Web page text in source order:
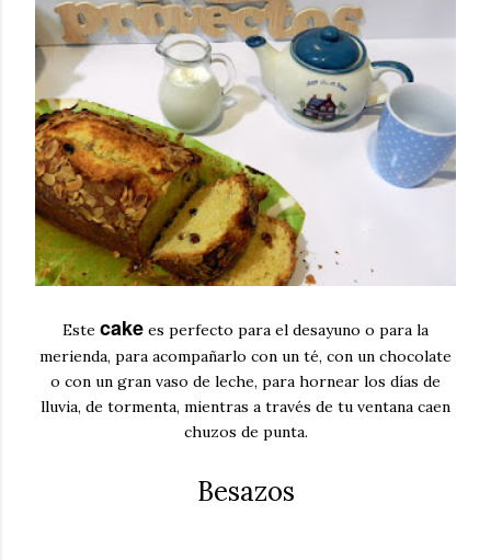
Este cake es perfecto para el desayuno o para la
merienda, para acompañarlo con un té, con un chocolate
o con un gran vaso de leche, para hornear los días de
lluvia, de tormenta, mientras a través de tu ventana caen
chuzos de punta.
Besazos